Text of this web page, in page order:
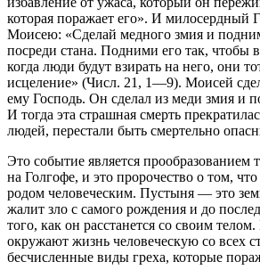
которая поражает его». И милосердный
Моисею: «Сделай медного змия и
посреди стана. Подними его так, чтобы
когда люди будут взирать на него, они
исцеление» (Числ. 21, 1—9). Моисей
ему Господь. Он сделал из меди змия и
И тогда эта страшная смерть
людей, перестали быть смертельно
Это событие является прообразованием
на Голгофе, и это пророчество о том,
родом человеческим. Пустыня — это
жалит зло с самого рождения и до
того, как он расстанется со своим
окружают жизнь человеческую со всех
бесчисленные виды греха, которые